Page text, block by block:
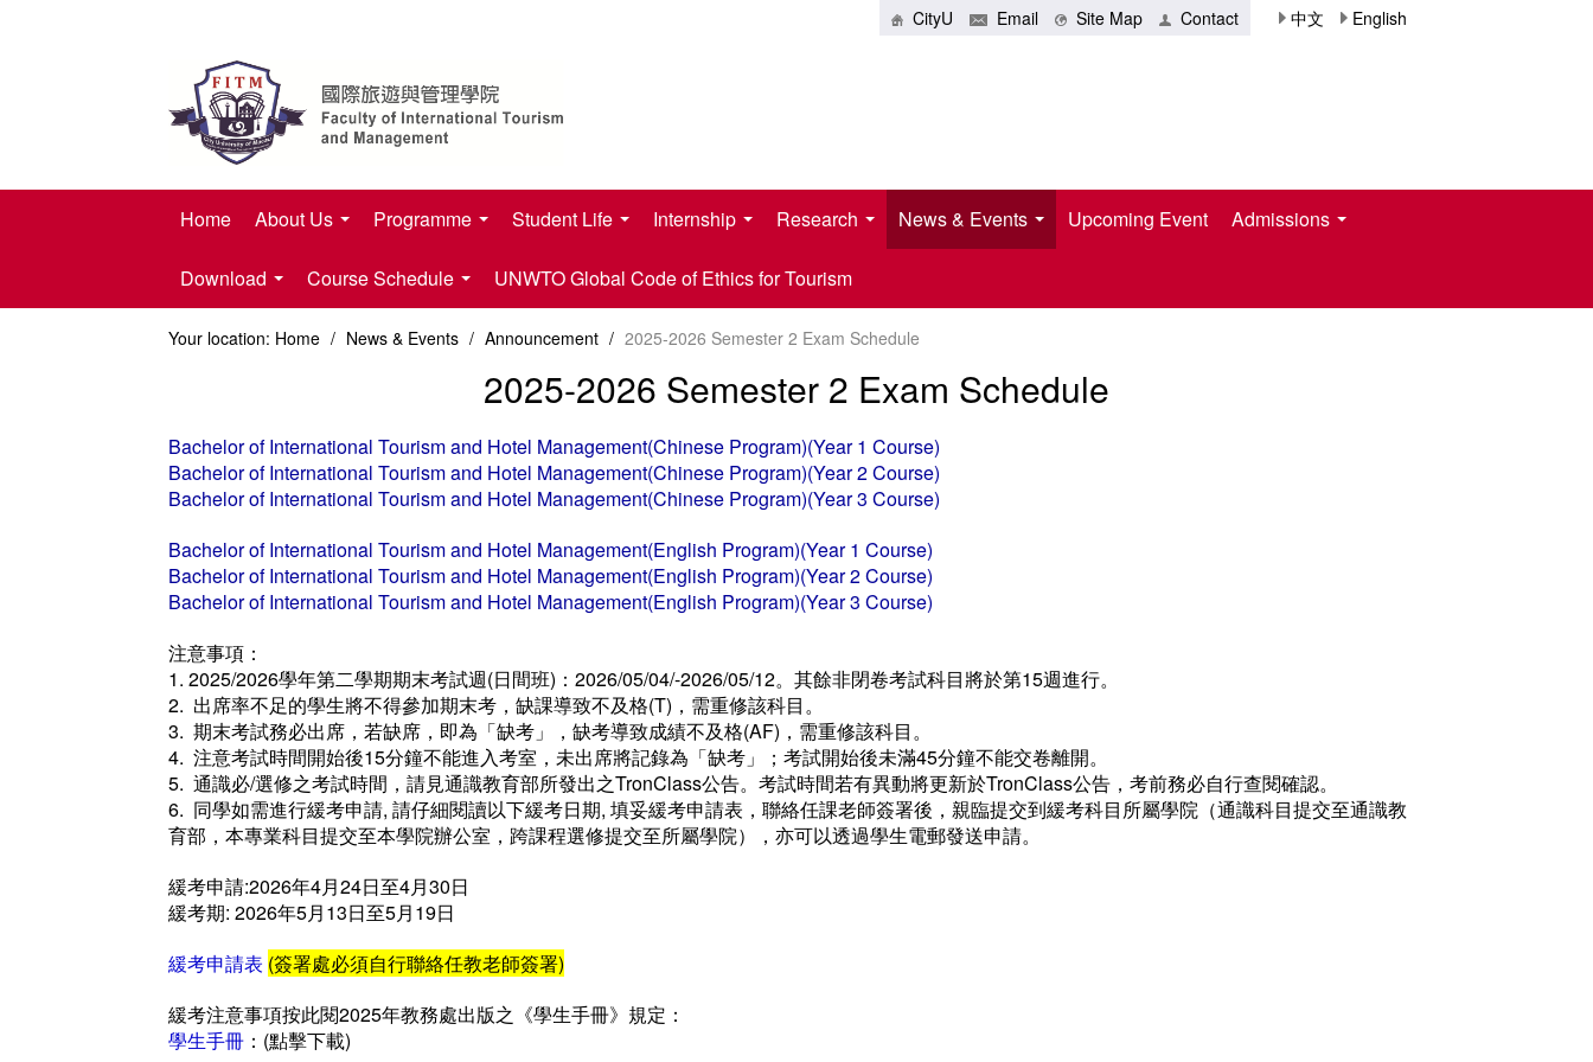
CityU Email Site Map Contact 中文 English
Home About Us Programme Student Life Internship Research News & Events Upcoming Event Admissions
Download Course Schedule UNWTO Global Code of Ethics for Tourism
Your location: Home / News & Events / Announcement / 2025-2026 Semester 2 Exam Schedule
2025-2026 Semester 2 Exam Schedule
Bachelor of International Tourism and Hotel Management(Chinese Program)(Year 1 Course)
Bachelor of International Tourism and Hotel Management(Chinese Program)(Year 2 Course)
Bachelor of International Tourism and Hotel Management(Chinese Program)(Year 3 Course)
Bachelor of International Tourism and Hotel Management(English Program)(Year 1 Course)
Bachelor of International Tourism and Hotel Management(English Program)(Year 2 Course)
Bachelor of International Tourism and Hotel Management(English Program)(Year 3 Course)
注意事項：
1. 2025/2026學年第二學期期末考試週(日間班)：2026/05/04/-2026/05/12。其餘非閉卷考試科目將於第15週進行。
2. 出席率不足的學生將不得參加期末考，缺課導致不及格(T)，需重修該科目。
3. 期末考試務必出席，若缺席，即為「缺考」，缺考導致成績不及格(AF)，需重修該科目。
4. 注意考試時間開始後15分鐘不能進入考室，未出席將記錄為「缺考」；考試開始後未滿45分鐘不能交卷離開。
5. 通識必/選修之考試時間，請見通識教育部所發出之TronClass公告。考試時間若有異動將更新於TronClass公告，考前務必自行查閱確認。
6. 同學如需進行緩考申請, 請仔細閱讀以下緩考日期, 填妥緩考申請表，聯絡任課老師簽署後，親臨提交到緩考科目所屬學院（通識科目提交至通識教
育部，本專業科目提交至本學院辦公室，跨課程選修提交至所屬學院），亦可以透過學生電郵發送申請。
緩考申請:2026年4月24日至4月30日
緩考期: 2026年5月13日至5月19日
緩考申請表 (簽署處必須自行聯絡任教老師簽署)
緩考注意事項按此閱2025年教務處出版之《學生手冊》規定：
學生手冊 ：(點擊下載)